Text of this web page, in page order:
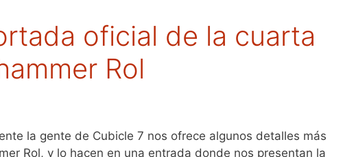
oficial de la cuarta
Rol
la gente de Cubicle 7 nos ofrece algunos detalles más
Rol, y lo hacen en una entrada donde nos presentan la